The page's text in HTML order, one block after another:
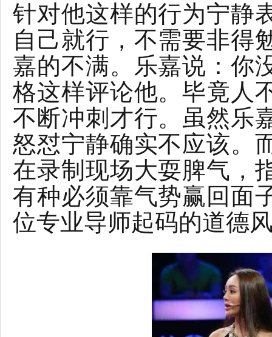
针对他这样的行为宁静
自己就行，不需要非得
嘉的不满。乐嘉说：你
格这样评论他。毕竟人
不断冲刺才行。虽然乐
怒怼宁静确实不应该。
在录制现场大耍脾气，
有种必须靠气势赢回面
位专业导师起码的道德